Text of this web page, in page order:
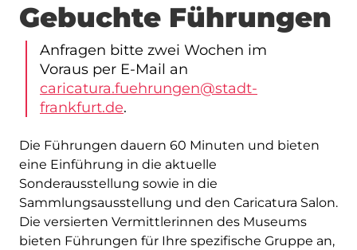
Gebuchte Führungen
Anfragen bitte zwei Wochen im
Voraus per E-Mail an
caricatura.fuehrungen@stadt-
frankfurt.de.
Die Führungen dauern 60 Minuten und bieten
eine Einführung in die aktuelle
Sonderausstellung sowie in die
Sammlungsausstellung und den Caricatura Salon.
Die versierten Vermittlerinnen des Museums
bieten Führungen für Ihre spezifische Gruppe an,